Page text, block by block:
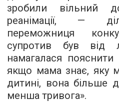
зробили вільний
реанімації, —
переможниця
супротив був від
намагалася
якщо мама знає, яку
дитині, вона більше
менша тривога».